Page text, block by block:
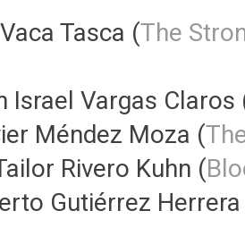
Tasca (The
Israel Vargas Claros
Méndez Moza (
Rivero Kuhn (
Gutiérrez